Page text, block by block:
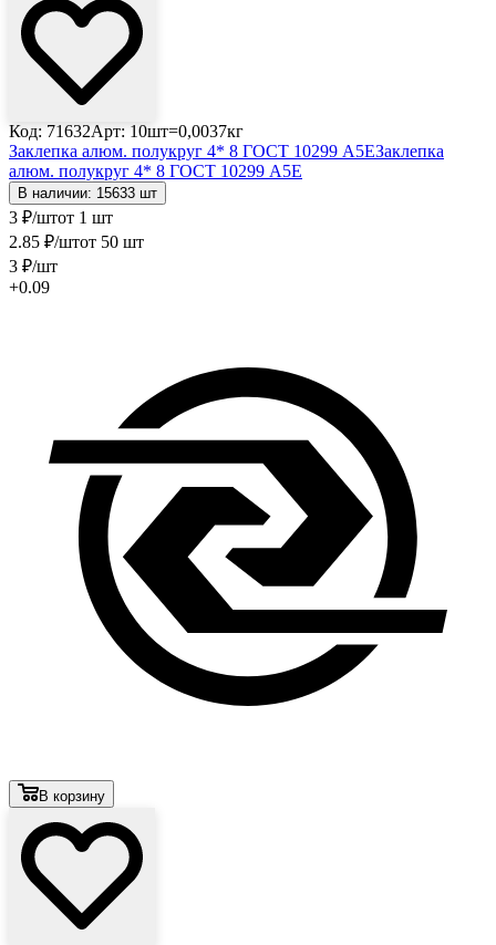
Код: 71632Арт: 10шт=0,0037кг
Заклепка алюм. полукруг 4* 8 ГОСТ 10299 А5ЕЗаклепка
алюм. полукруг 4* 8 ГОСТ 10299 А5Е
В наличии: 15633 шт
3 ₽/штот 1 шт
2.85 ₽/штот 50 шт
3 ₽/шт
+0.09
В корзину